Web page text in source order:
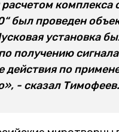
расчетом
был проведен
установка
получению
действия по
- сказал Тимофеев.